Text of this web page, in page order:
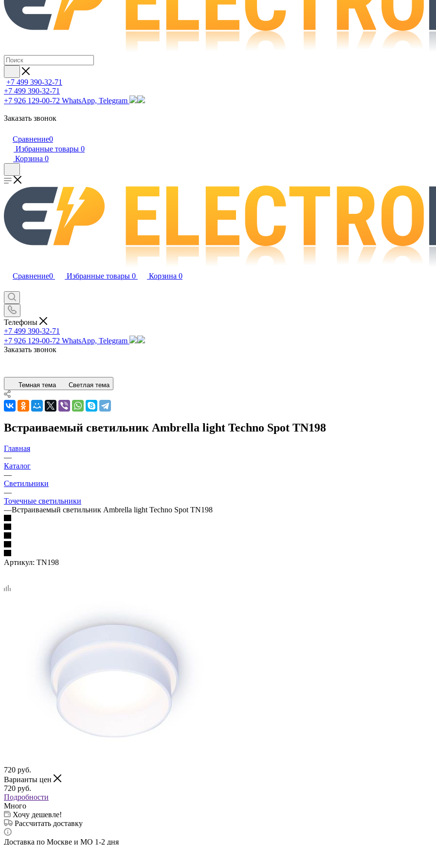
+7 499 390-32-71
+7 499 390-32-71
+7 926 129-00-72 WhatsApp, Telegram
Заказать звонок
Сравнение0
Избранные товары 0
Корзина 0
Сравнение0 Избранные товары 0 Корзина 0
Телефоны
+7 499 390-32-71
+7 926 129-00-72 WhatsApp, Telegram
Заказать звонок
Темная тема Светлая тема
Встраиваемый светильник Ambrella light Techno Spot TN198
Главная
—
Каталог
—
Светильники
—
Точечные светильники
—Встраиваемый светильник Ambrella light Techno Spot TN198
Артикул: TN198
720 руб.
Варианты цен
720 руб.
Подробности
Много
Хочу дешевле!
Рассчитать доставку
Доставка по Москве и МО 1-2 дня